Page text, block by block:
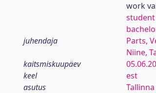
work
student
juhendaja
Parts,
Niine,
kaitsmiskuupäev
keel
est
asutus